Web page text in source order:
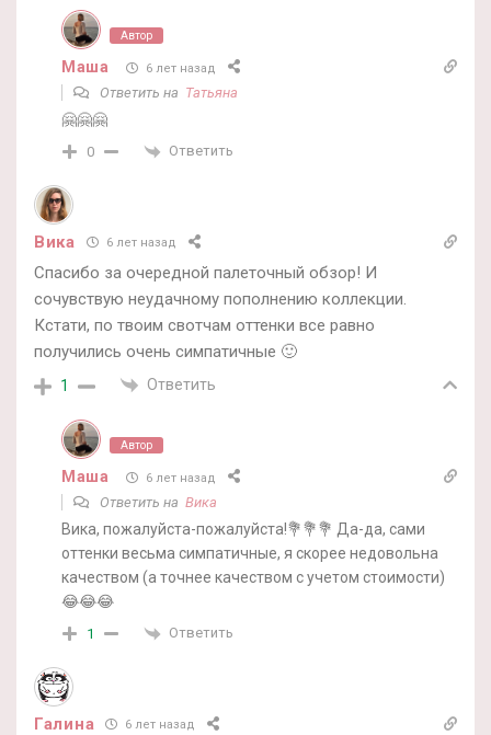
Автор
Маша 6 лет назад
Ответить на Татьяна
🤗🤗🤗
0 Ответить
Вика 6 лет назад
Спасибо за очередной палеточный обзор! И
сочувствую неудачному пополнению коллекции.
Кстати, по твоим свотчам оттенки все равно
получились очень симпатичные 🙂
1 Ответить
Автор
Маша 6 лет назад
Ответить на Вика
Вика, пожалуйста-пожалуйста!💐💐💐 Да-да, сами
оттенки весьма симпатичные, я скорее недовольна
качеством (а точнее качеством с учетом стоимости)
😂😂😂
1 Ответить
Галина 6 лет назад